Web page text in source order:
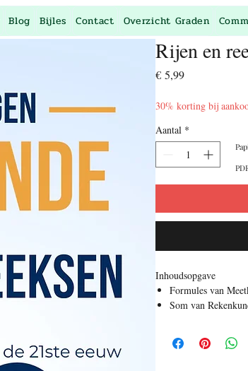
Blog Bijles Contact Overzicht Graden
Rijen en
€ 5,99Prijs
30% korting bij
Aantal *
Inhoudsopgave
Formules van
Som van